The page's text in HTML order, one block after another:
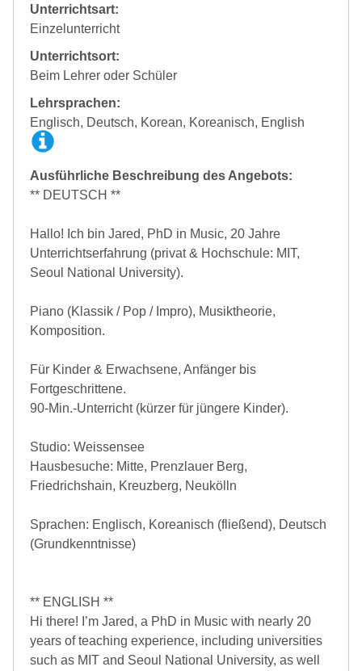
Unterrichtsart:
Einzelunterricht
Unterrichtsort:
Beim Lehrer oder Schüler
Lehrsprachen:
Englisch, Deutsch, Korean, Koreanisch, English
Ausführliche Beschreibung des Angebots:
** DEUTSCH **
Hallo! Ich bin Jared, PhD in Music, 20 Jahre
Unterrichtserfahrung (privat & Hochschule: MIT,
Seoul National University).
Piano (Klassik / Pop / Impro), Musiktheorie,
Komposition.
Für Kinder & Erwachsene, Anfänger bis
Fortgeschrittene.
90-Min.-Unterricht (kürzer für jüngere Kinder).
Studio: Weissensee
Hausbesuche: Mitte, Prenzlauer Berg,
Friedrichshain, Kreuzberg, Neukölln
Sprachen: Englisch, Koreanisch (fließend), Deutsch
(Grundkenntnisse)
** ENGLISH **
Hi there! I’m Jared, a PhD in Music with nearly 20
years of teaching experience, including universities
such as MIT and Seoul National University, as well